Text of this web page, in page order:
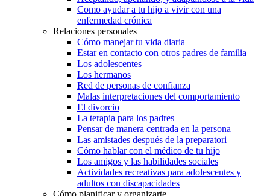
Como ayudar a tu hijo a vivir con una
enfermedad crónica
Relaciones personales
Cómo manejar tu vida diaria
Estar en contacto con otros padres de familia
Los adolescentes
Los hermanos
Red de personas de confianza
Malas interpretaciones del comportamiento
El divorcio
La terapia para los padres
Pensar de manera centrada en la persona
Las amistades después de la preparatori
Cómo hablar con el médico de tu hijo
Los amigos y las habilidades sociales
Actividades recreativas para adolescentes y
adultos con discapacidades
Cómo planificar y organizarte